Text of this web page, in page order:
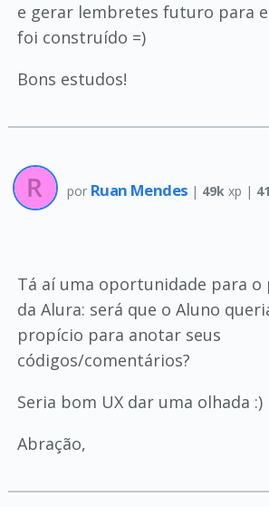
e gerar lembretes futuro para
foi construído =)
Bons estudos!
por Ruan Mendes | 49k xp | 41
Tá aí uma oportunidade para o
da Alura: será que o Aluno
propício para anotar seus
códigos/comentários?
Seria bom UX dar uma olhada :)
Abração,